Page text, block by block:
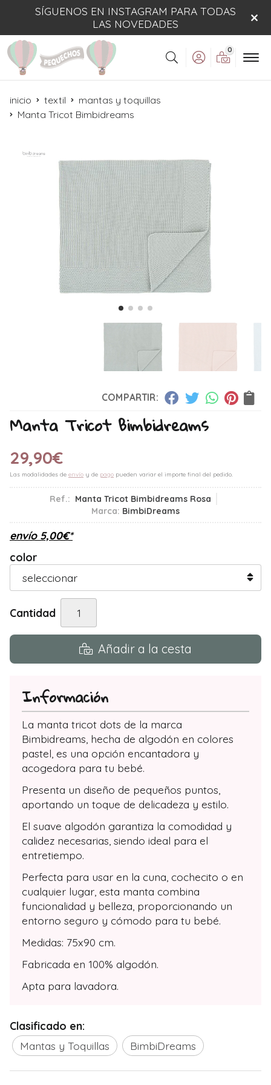
SÍGUENOS EN INSTAGRAM PARA TODAS
LAS NOVEDADES
Buscar
0
inicio textil
mantas y toquillas
Manta Tricot Bimbidreams
COMPARTIR:
Manta Tricot Bimbidreams
29,90€
Las modalidades de envío y de pago pueden variar el importe final del pedido.
Ref.: Manta Tricot Bimbidreams Rosa
Marca: BimbiDreams
envío 5,00€*
color
Cantidad
Añadir a la cesta
Información
La manta tricot dots de la marca
Bimbidreams, hecha de algodón en colores
pastel, es una opción encantadora y
acogedora para tu bebé.
Presenta un diseño de pequeños puntos,
aportando un toque de delicadeza y estilo.
El suave algodón garantiza la comodidad y
calidez necesarias, siendo ideal para el
entretiempo.
Perfecta para usar en la cuna, cochecito o en
cualquier lugar, esta manta combina
funcionalidad y belleza, proporcionando un
entorno seguro y cómodo para tu bebé.
Medidas: 75x90 cm.
Fabricada en 100% algodón.
Apta para lavadora.
Clasificado en:
Mantas y Toquillas
BimbiDreams